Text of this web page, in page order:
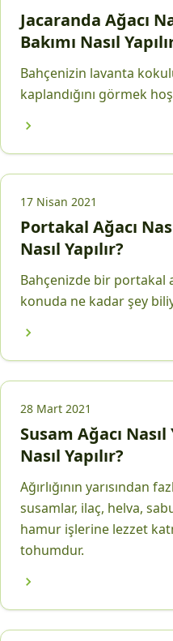
Jacaranda Ağacı
Bakımı Nasıl
Bahçenizin lavanta
kaplandığını görmek
17 Nisan 2021
Portakal Ağacı
Nasıl Yapılır?
Bahçenizde bir portakal
konuda ne kadar şey
28 Mart 2021
Susam Ağacı
Nasıl Yapılır?
Ağırlığının yarısından
susamlar, ilaç, helva,
hamur işlerine lezzet
tohumdur.